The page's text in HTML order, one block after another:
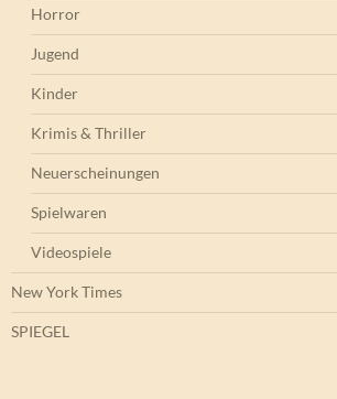
Horror
Jugend
Kinder
Krimis & Thriller
Neuerscheinungen
Spielwaren
Videospiele
New York Times
SPIEGEL